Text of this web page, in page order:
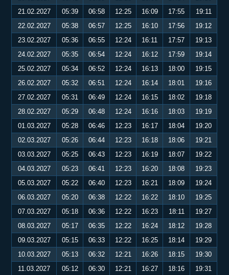
21.02.2027
05:39 06:58 12:25 16:09 17:55
19:11
22.02.2027
05:38 06:57 12:25 16:10 17:56
19:12
23.02.2027
05:36 06:55 12:24 16:11 17:57
19:13
24.02.2027
05:35 06:54 12:24 16:12 17:59
19:14
25.02.2027
05:34 06:52 12:24 16:13 18:00
19:15
26.02.2027
05:32 06:51 12:24 16:14 18:01
19:16
27.02.2027
05:31 06:49 12:24 16:15 18:02
19:18
28.02.2027
05:29 06:48 12:24 16:16 18:03
19:19
01.03.2027
05:28 06:46 12:23 16:17 18:04
19:20
02.03.2027
05:26 06:44 12:23 16:18 18:06
19:21
03.03.2027
05:25 06:43 12:23 16:19 18:07
19:22
04.03.2027
05:23 06:41 12:23 16:20 18:08
19:23
05.03.2027
05:22 06:40 12:23 16:21 18:09
19:24
06.03.2027
05:20 06:38 12:22 16:22 18:10
19:25
07.03.2027
05:18 06:36 12:22 16:23 18:11
19:27
08.03.2027
05:17 06:35 12:22 16:24 18:12
19:28
09.03.2027
05:15 06:33 12:22 16:25 18:14
19:29
10.03.2027
05:13 06:32 12:21 16:26 18:15
19:30
11.03.2027
05:12 06:30 12:21 16:27 18:16
19:31